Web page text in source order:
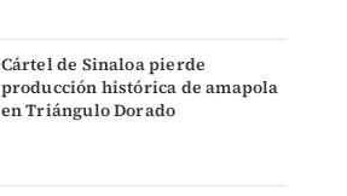
Cártel de Sinaloa pierde
producción histórica de amapola
en Triángulo Dorado